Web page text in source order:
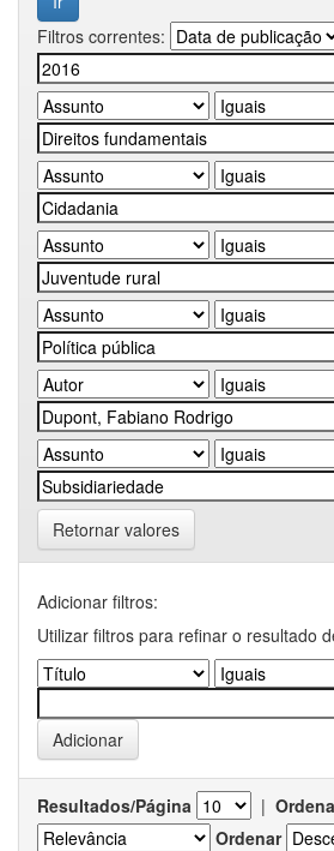
Filtros correntes:
Retornar valores
Adicionar filtros:
Utilizar filtros para refinar o resultado
Resultados/Página |
Ordenar